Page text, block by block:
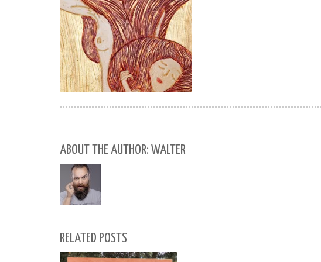
ABOUT THE AUTHOR: WALTER
RELATED POSTS